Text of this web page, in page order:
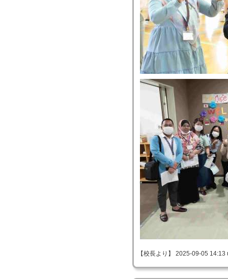
【校長より】 2025-09-05 14:13